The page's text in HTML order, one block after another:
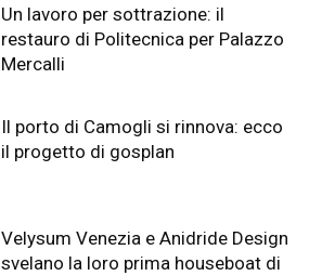
Un lavoro per sottrazione: il
restauro di Politecnica per Palazzo
Mercalli
Il porto di Camogli si rinnova: ecco
il progetto di gosplan
Velysum Venezia e Anidride Design
svelano la loro prima houseboat di